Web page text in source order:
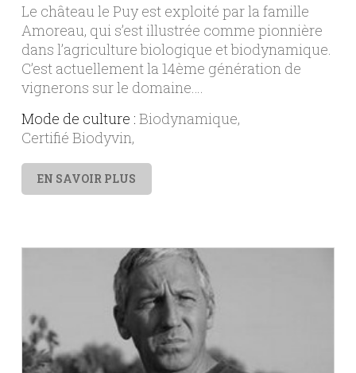
Le château le Puy est exploité par la famille
Amoreau, qui s’est illustrée comme pionnière
dans l’agriculture biologique et biodynamique.
C’est actuellement la 14ème génération de
vignerons sur le domaine….
Mode de culture : Biodynamique
Certifié Biodyvin
EN SAVOIR PLUS